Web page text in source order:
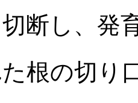
断し、発
根の切り